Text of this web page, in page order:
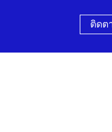
ติดต